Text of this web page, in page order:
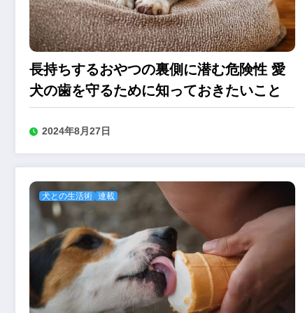
長持ちするおやつの裏側に潜む危険性 愛
犬の歯を守るために知っておきたいこと
2024年8月27日
犬との生活術 連載